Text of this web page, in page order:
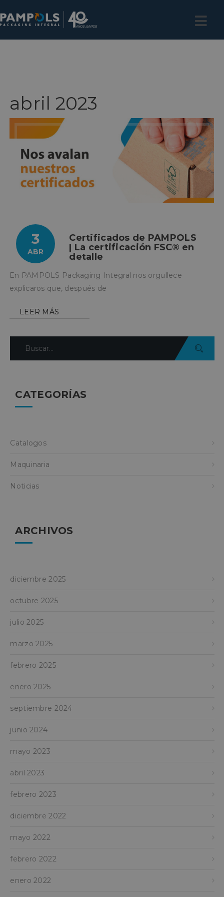
abril 2023
3
ABR
Certificados de PAMPOLS
| La certificación FSC® en
detalle
En PAMPOLS Packaging Integral nos orgullece
explicaros que, después de
LEER MÁS
CATEGORÍAS
Catalogos
Maquinaria
Noticias
ARCHIVOS
diciembre 2025
octubre 2025
julio 2025
marzo 2025
febrero 2025
enero 2025
septiembre 2024
junio 2024
mayo 2023
abril 2023
febrero 2023
diciembre 2022
mayo 2022
febrero 2022
enero 2022